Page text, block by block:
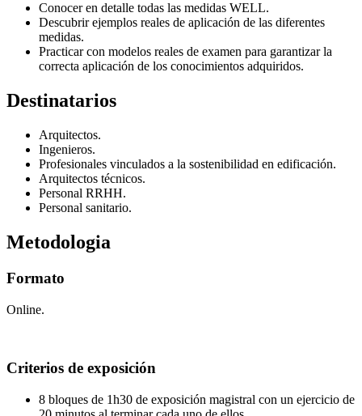
Conocer en detalle todas las medidas WELL.
Descubrir ejemplos reales de aplicación de las diferentes
medidas.
Practicar con modelos reales de examen para garantizar la
correcta aplicación de los conocimientos adquiridos.
Destinatarios
Arquitectos.
Ingenieros.
Profesionales vinculados a la sostenibilidad en edificación.
Arquitectos técnicos.
Personal RRHH.
Personal sanitario.
Metodologia
Formato
Online.
Criterios de exposición
8 bloques de 1h30 de exposición magistral con un ejercicio de